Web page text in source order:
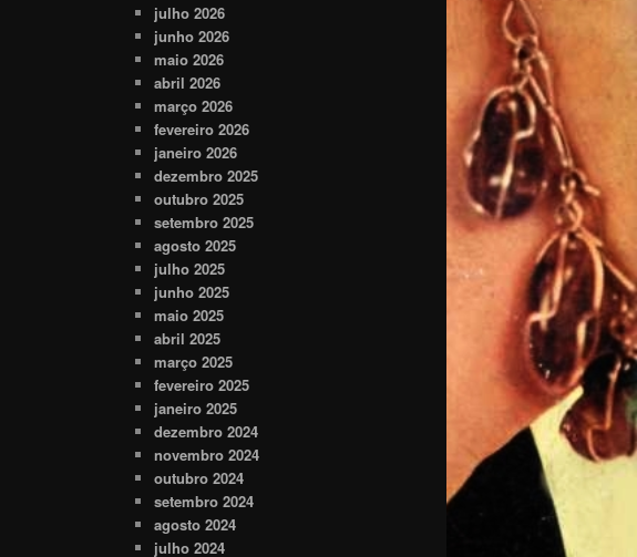
julho 2026
junho 2026
maio 2026
abril 2026
março 2026
fevereiro 2026
janeiro 2026
dezembro 2025
outubro 2025
setembro 2025
agosto 2025
julho 2025
junho 2025
maio 2025
abril 2025
março 2025
fevereiro 2025
janeiro 2025
dezembro 2024
novembro 2024
outubro 2024
setembro 2024
agosto 2024
julho 2024